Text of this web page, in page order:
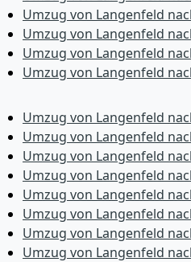
Umzug von Langenfeld
Umzug von Langenfeld
Umzug von Langenfeld
Umzug von Langenfeld
Umzug von Langenfeld
Umzug von Langenfeld
Umzug von Langenfeld
Umzug von Langenfeld
Umzug von Langenfeld
Umzug von Langenfeld
Umzug von Langenfeld
Umzug von Langenfeld